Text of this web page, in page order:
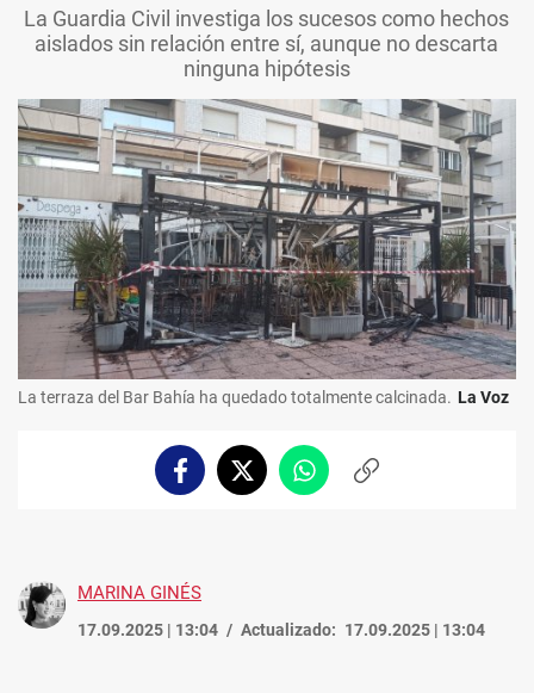
La Guardia Civil investiga los sucesos como hechos
aislados sin relación entre sí, aunque no descarta
ninguna hipótesis
La terraza del Bar Bahía ha quedado totalmente calcinada. La Voz
FacebookTwitterWhatsappCopiar
MARINA GINÉS
17.09.2025 | 13:04 Actualizado: 17.09.2025 | 13:04